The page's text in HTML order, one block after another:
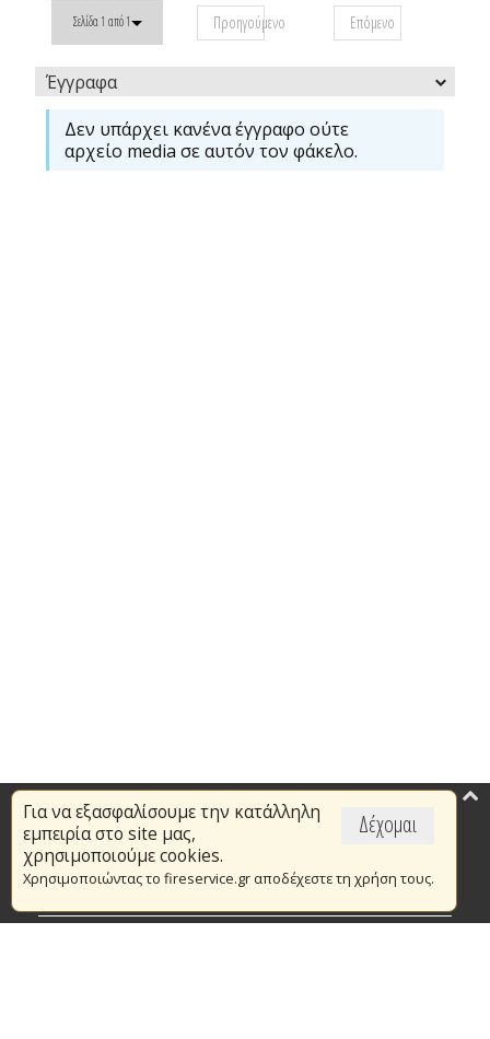
Σελίδα 1 από 1 Προηγούμενο Επόμενο
Έγγραφα
Δεν υπάρχει κανένα έγγραφο ούτε
αρχείο media σε αυτόν τον φάκελο.
Δέχομαι
Για να εξασφαλίσουμε την κατάλληλη
εμπειρία στο site μας,
χρησιμοποιούμε cookies.
Χρησιμοποιώντας το fireservice.gr αποδέχεστε τη χρήση τους.
Επικαιρότητα
Το Πυροσβεστικό Σώμα